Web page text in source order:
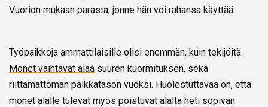
Vuorion mukaan parasta, jonne hän voi rahansa käyttää.
Työpaikkoja ammattilaisille olisi enemmän, kuin tekijöitä.
Monet vaihtavat alaa suuren kuormituksen, sekä
riittämättömän palkkatason vuoksi. Huolestuttavaa on, että
monet alalle tulevat myös poistuvat alalta heti sopivan